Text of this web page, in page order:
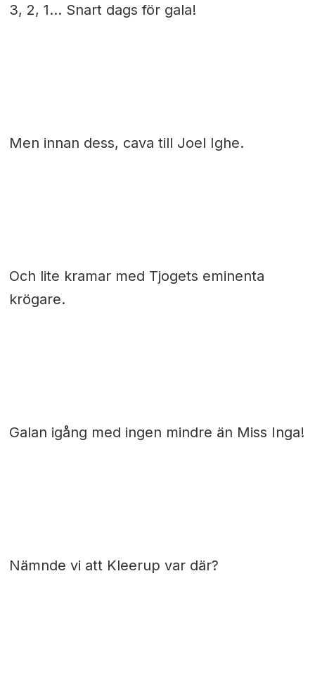
3, 2, 1… Snart dags för gala!
Men innan dess, cava till Joel Ighe.
Och lite kramar med Tjogets eminenta
krögare.
Galan igång med ingen mindre än Miss Inga!
Nämnde vi att Kleerup var där?